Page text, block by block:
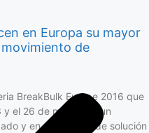
en Europa su mayor
de
BreakBulk Europe 2016 que
y el 26 de mayo con un
y en capacidad de solución